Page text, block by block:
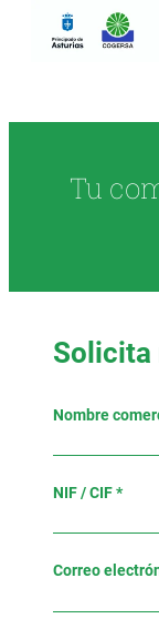
Tu
Solicita
Nombre
NIF / CIF *
Correo